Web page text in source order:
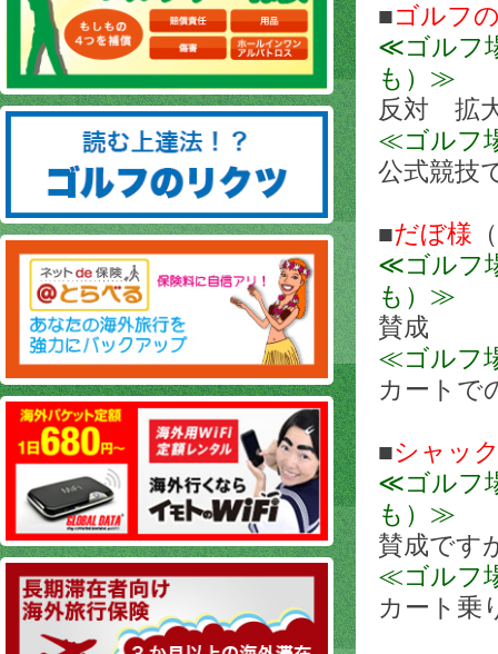
■ゴルフ
≪ゴルフ
も）≫
反対 拡
≪ゴルフ
公式競技
■だぼ様
≪ゴルフ
も）≫
賛成
≪ゴルフ
カート
■シャッ
≪ゴルフ
も）≫
賛成です
≪ゴルフ
カート乗